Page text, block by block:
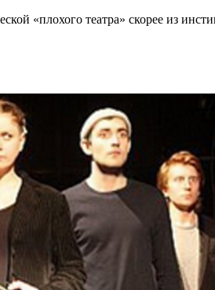
«плохого театра» скорее из